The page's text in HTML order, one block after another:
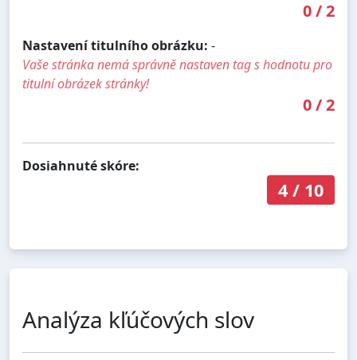
0/2
Nastavení titulního obrázku: -
Vaše stránka nemá správně nastaven tag s hodnotu pro
titulní obrázek stránky!
0/2
Dosiahnuté skóre:
4/ 10
Analýza kľúčových slov